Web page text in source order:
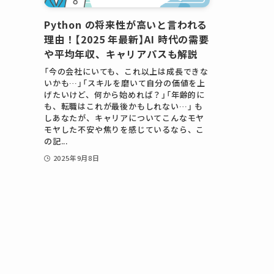
Python の将来性が高いと言われる
理由！【2025 年最新】AI 時代の需要
や平均年収、キャリアパスも解説
「今の会社にいても、これ以上は成長できな
いかも…」「スキルを磨いて自分の価値を上
げたいけど、何から始めれば？」「年齢的に
も、転職はこれが最後かもしれない…」 も
しあなたが、キャリアについてこんなモヤ
モヤした不安や焦りを感じているなら、こ
の記...
2025年9月8日